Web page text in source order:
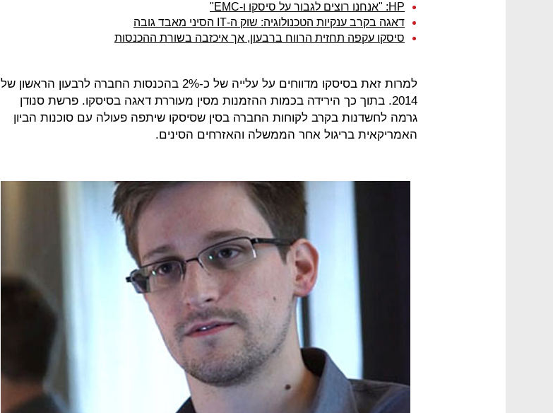
HP: "אנחנו רוצים לגבור על סיסקו ו-EMC"
דאגה בקרב ענקיות הטכנולוגיה: שוק ה-IT הסיני מאבד גובה
סיסקו עקפה תחזית הרווח ברבעון, אך איכזבה בשורת ההכנסות
למרות זאת בסיסקו מדווחים על עלייה של כ-2% בהכנסות החברה לרבעון הראשון של
2014. בתוך כך הירידה בכמות ההזמנות מסין מעוררת דאגה בסיסקו. פרשת סנודן
גרמה לחשדנות בקרב לקוחות החברה בסין שסיסקו שיתפה פעולה עם סוכנות הביון
האמריקאית בריגול אחר הממשלה והאזרחים הסינים.